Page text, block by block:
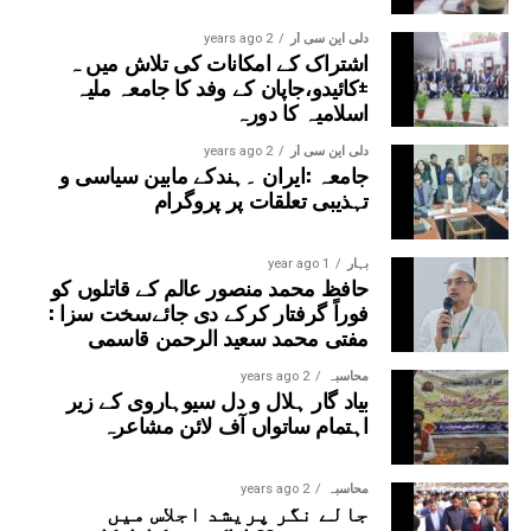
فرمایا کہ عربی زبان قرآن وحدیث کی زبان ہے اور موجودہ
دور میں اس پر مہارت حاصل کرنا دعوت دین کے لیے انتہائی
ضروری ہے۔انہوں نے جامعہ کی تعلیمی ترقی پراپنی دلی
مسرت کا اظہار کیا۔تقریب کا باقاعدہ اختتام مہمانِ خصوصی
حضرت مفتی عمران احمد قاسمی صاحب کی رقت آمیز اور
خصوصی دعا پر ہوا، جس میں ملک و ملت کی ترقی، امن و
امان اور جامعہ کی مزید تعلیمی و تعمیری ترقیاں مانگی گئیں۔
دلی این سی آر 2 years ago
اشتراک کے امکانات کی تلاش میں ہ
±کائیدو،جاپان کے وفد کا جامعہ ملیہ
اسلامیہ کا دورہ
دلی این سی آر 2 years ago
جامعہ :ایران ۔ہندکے مابین سیاسی و
تہذیبی تعلقات پر پروگرام
بہار 1 year ago
حافظ محمد منصور عالم کے قاتلوں کو
فوراً گرفتار کرکے دی جائےسخت سزا :
مفتی محمد سعید الرحمن قاسمی
محاسبہ 2 years ago
بیاد گار ہلال و دل سیوہاروی کے زیر
اہتمام ساتواں آف لائن مشاعرہ
محاسبہ 2 years ago
جالے نگر پریشد اجلاس میں